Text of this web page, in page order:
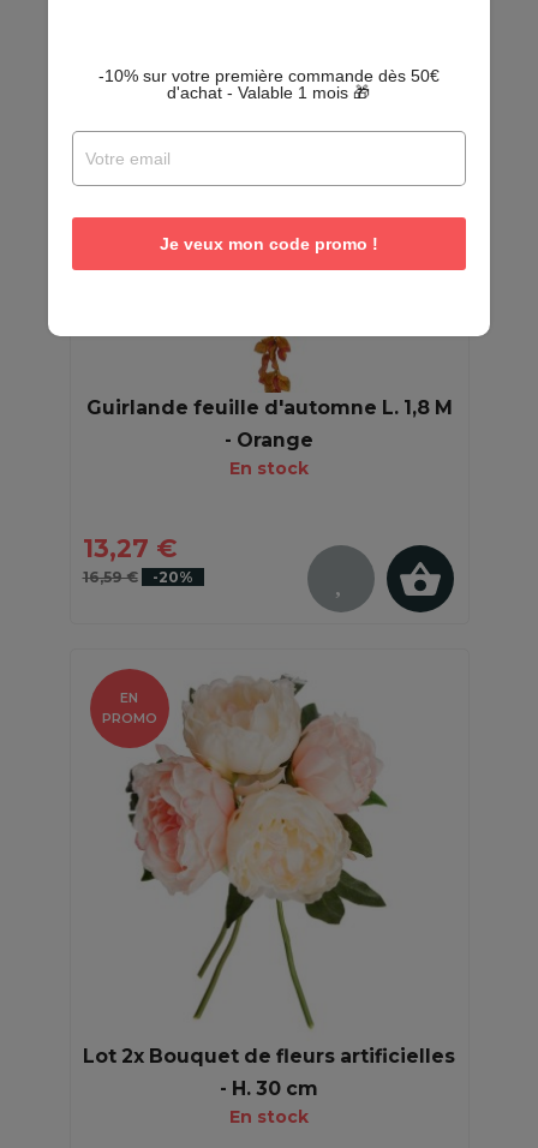
Guirlande feuille d'automne L. 1,8 M
- Orange
En stock
13,27 €
16,59 € -20%
PROMO
Lot 2x Bouquet de fleurs artificielles
- H. 30 cm
En stock
EN
PROMO
-10% sur votre première commande dès 50€
d'achat - Valable 1 mois 🎁
Je veux mon code promo !